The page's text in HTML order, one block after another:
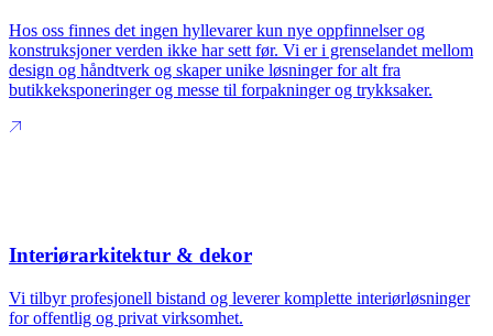
Hos oss finnes det ingen hyllevarer kun nye oppfinnelser og
konstruksjoner verden ikke har sett før. Vi er i grenselandet mellom
design og håndtverk og skaper unike løsninger for alt fra
butikkeksponeringer og messe til forpakninger og trykksaker.
Interiørarkitektur & dekor
Vi tilbyr profesjonell bistand og leverer komplette interiørløsninger
for offentlig og privat virksomhet.